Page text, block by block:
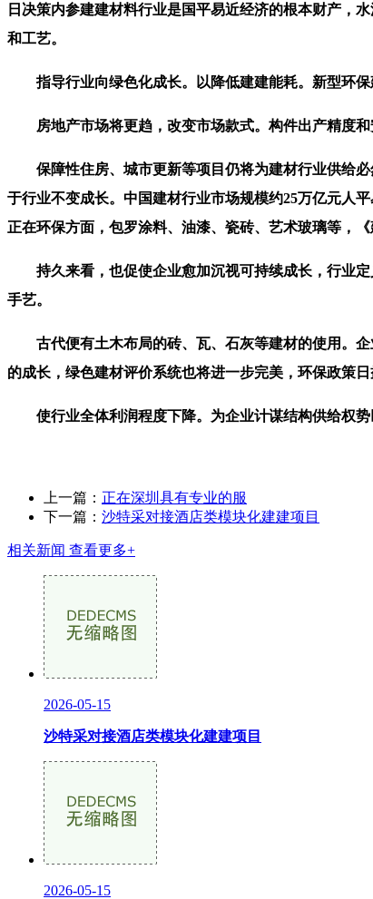
日决策内参建建材料行业是国平易近经济的根本财产，
和工艺。
指导行业向绿色化成长。以降低建建能耗。新型环保
房地产市场将更趋，改变市场款式。构件出产精度和
保障性住房、城市更新等项目仍将为建材行业供给必
于行业不变成长。中国建材行业市场规模约25万亿元人
正在环保方面，包罗涂料、油漆、瓷砖、艺术玻璃等，
持久来看，也促使企业愈加沉视可持续成长，行业定
手艺。
古代便有土木布局的砖、瓦、石灰等建材的使用。企
的成长，绿色建材评价系统也将进一步完美，环保政策日
使行业全体利润程度下降。为企业计谋结构供给权势
上一篇： 正在深圳具有专业的服
下一篇： 沙特采对接酒店类模块化建建项目
相关新闻 查看更多+
2026-05-15
沙特采对接酒店类模块化建建项目
2026-05-15